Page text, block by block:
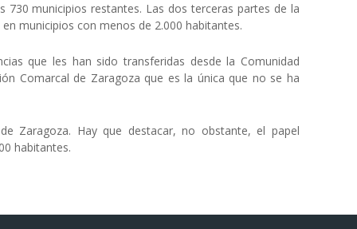
municipios restantes. Las dos terceras partes de la
municipios con menos de 2.000 habitantes.
que les han sido transferidas desde la Comunidad
Comarcal de Zaragoza que es la única que no se ha
Zaragoza. Hay que destacar, no obstante, el papel
habitantes.